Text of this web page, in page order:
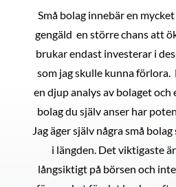
Små bolag innebär en
gengäld en större chans att
brukar endast investerar i
som jag skulle kunna
en djup analys av bolaget
bolag du själv anser har
Jag äger själv några små
i längden. Det viktigaste
långsiktigt på börsen och